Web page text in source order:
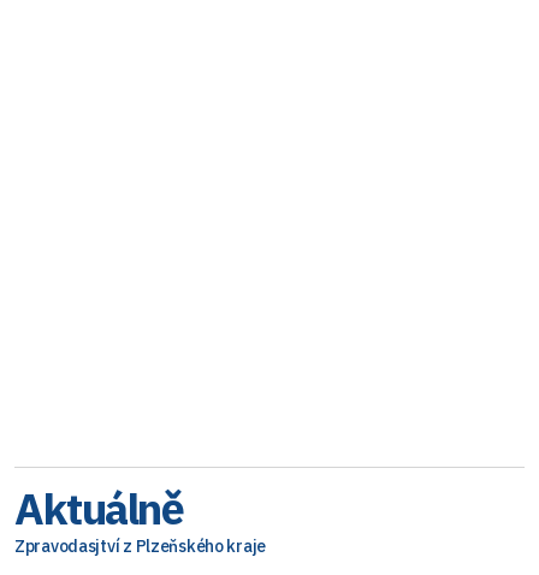
Aktuálně
Zpravodasjtví z Plzeňského kraje